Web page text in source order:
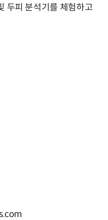
두피 분석기를 체험하고